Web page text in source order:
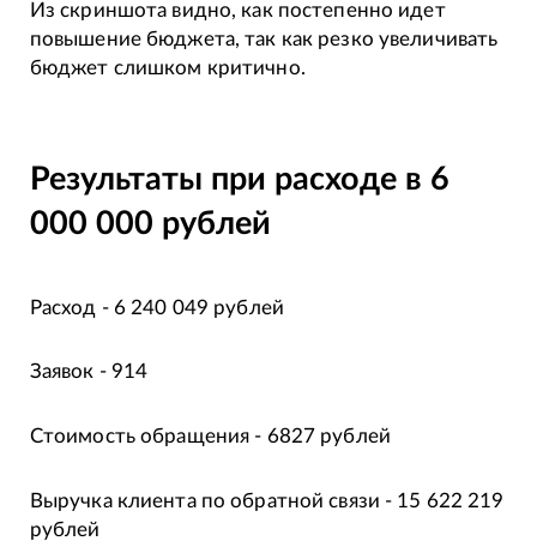
Из скриншота видно, как постепенно идет
повышение бюджета, так как резко увеличивать
бюджет слишком критично.
Результаты при расходе в 6
000 000 рублей
Расход - 6 240 049 рублей
Заявок - 914
Стоимость обращения - 6827 рублей
Выручка клиента по обратной связи - 15 622 219
рублей